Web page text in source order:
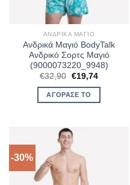
ΑΝΔΡΙΚΆ ΜΑΓΙΌ
Ανδρικά Μαγιό BodyTalk
Ανδρικό Σορτς Μαγιό
(9000073220_9948)
€32,90 Original
was:
€32,90.
€19,74Η
ΑΓΌΡΑΣΈ ΤΟ
-30%